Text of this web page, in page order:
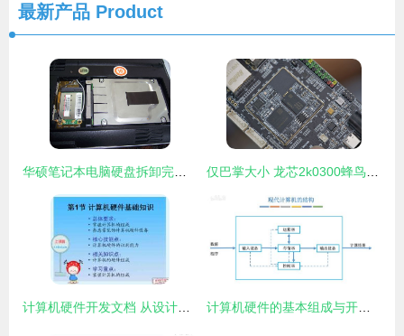
最新产品 Product